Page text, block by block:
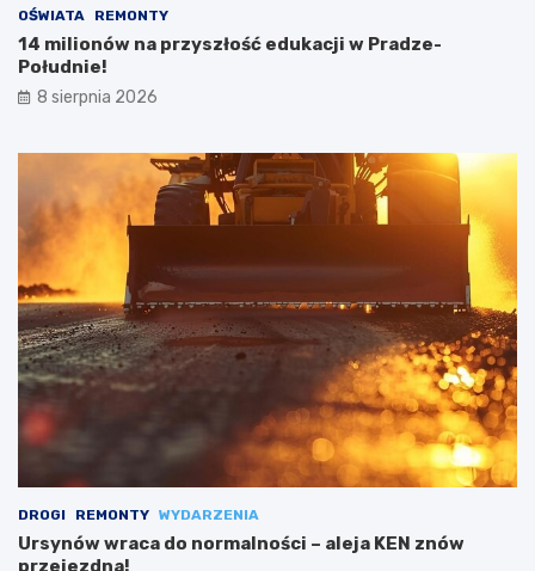
OŚWIATA REMONTY
14 milionów na przyszłość edukacji w Pradze-
Południe!
8 sierpnia 2026
DROGI REMONTY WYDARZENIA
Ursynów wraca do normalności – aleja KEN znów
przejezdna!